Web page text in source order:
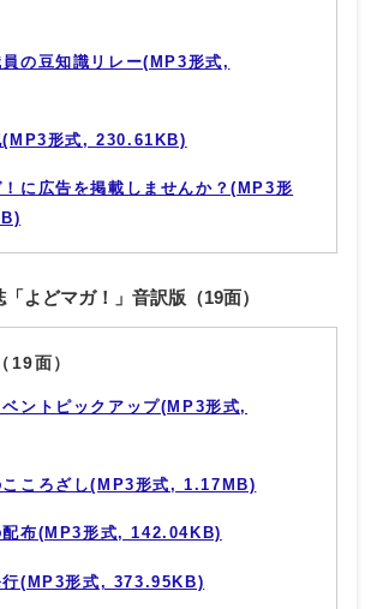
員の豆知識リレー(MP3形式,
(MP3形式, 230.61KB)
！に広告を掲載しませんか？(MP3形
よどマガ！」音訳版（19面）
19面）
ントピックアップ(MP3形式,
こころざし(MP3形式, 1.17MB)
配布(MP3形式, 142.04KB)
行(MP3形式, 373.95KB)